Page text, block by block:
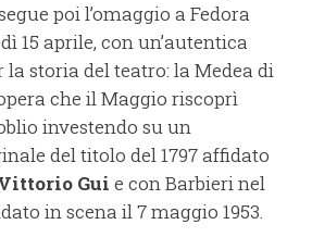
poi l’omaggio a Fedora
15 aprile, con un’autentica
storia del teatro: la Medea di
che il Maggio riscoprì
investendo su un
del titolo del 1797 affidato
Gui e con Barbieri nel
in scena il 7 maggio 1953.